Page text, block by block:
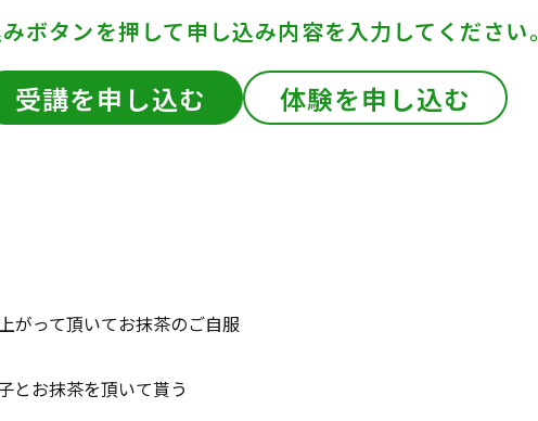
ボタンを押して申し込み内容を入力してください。
受講を申し込む 体験を申し込む
がって頂いてお抹茶のご自服
とお抹茶を頂いて貰う